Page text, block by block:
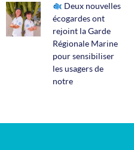
Deux nouvelles
écogardes ont
rejoint la Garde
Régionale Marine
pour sensibiliser
les usagers de
notre